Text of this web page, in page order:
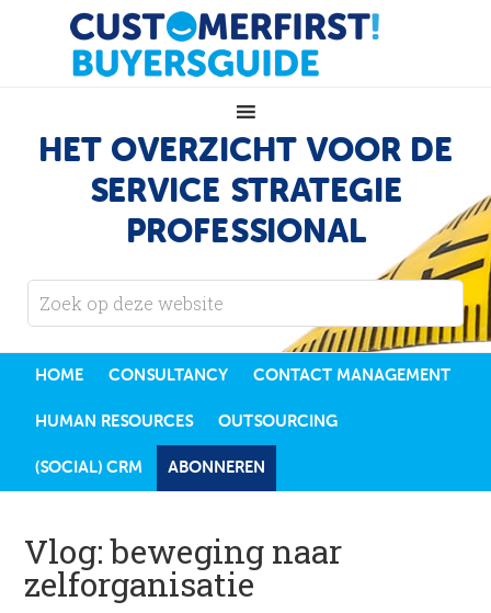
HET OVERZICHT VOOR DE
SERVICE STRATEGIE
PROFESSIONAL
HOME CONSULTANCY CONTACT MANAGEMENT
HUMAN RESOURCES OUTSOURCING
(SOCIAL) CRM ABONNEREN
Vlog: beweging naar
zelforganisatie